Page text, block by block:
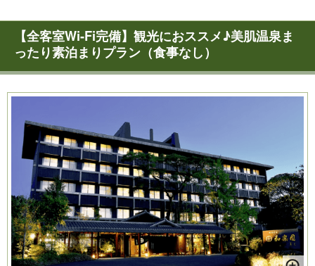
【全客室Wi-Fi完備】観光におススメ♪美肌温泉ま
ったり素泊まりプラン（食事なし）